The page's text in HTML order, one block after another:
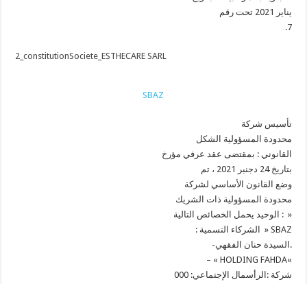
يناير 2021 تحت رقم
.7
2_constitutionSociete_ESTHECARE SARL
SBAZ
تأسيس شركة
محدودة المسؤولية الشكل
القانوني : بمقتضى عقد عرفي مؤرخ
بتاريخ 24 دجنبر 2021 ، تم
وضع القانون الأساسي لشركة
محدودة المسؤولية ذات الشريك
الوحيد يحمل الخصائص التالية : »
: الشركاء التسمية » SBAZ
-السيدة حنان الفقهي.
– « HOLDING FAHDA«
شركة :الرأسمال الإجتماعي: 000